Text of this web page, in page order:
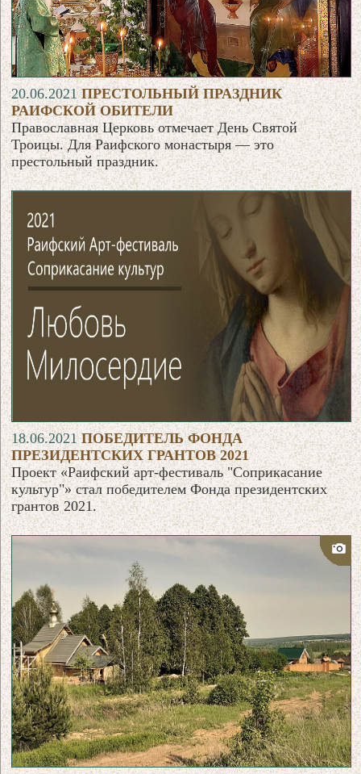
20.06.2021ПРЕСТОЛЬНЫЙ ПРАЗДНИК
РАИФСКОЙ ОБИТЕЛИ
Православная Церковь отмечает День Святой
Троицы. Для Раифского монастыря — это
престольный праздник.
18.06.2021ПОБЕДИТЕЛЬ ФОНДА
ПРЕЗИДЕНТСКИХ ГРАНТОВ 2021
Проект «Раифский арт-фестиваль "Соприкасание
культур"» стал победителем Фонда президентских
грантов 2021.